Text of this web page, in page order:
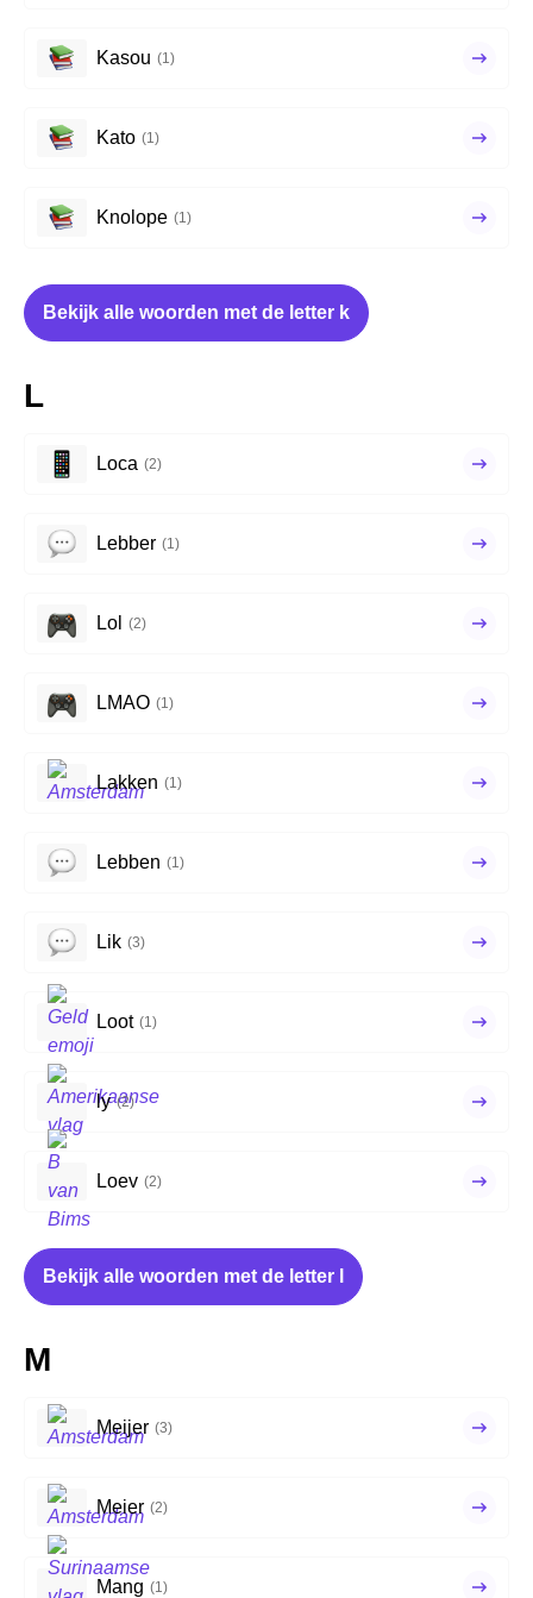
Kasou (1)
Kato (1)
Knolope (1)
Bekijk alle woorden met de letter k
L
Loca (2)
Lebber (1)
Lol (2)
LMAO (1)
Lakken (1)
Lebben (1)
Lik (3)
Loot (1)
ly (2)
Loev (2)
Bekijk alle woorden met de letter l
M
Meijer (3)
Meier (2)
Mang (1)